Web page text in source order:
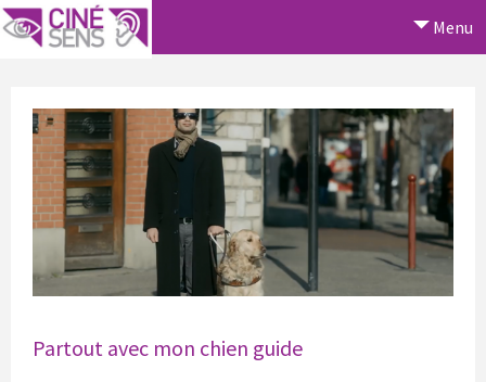
Menu
Partout avec mon chien guide